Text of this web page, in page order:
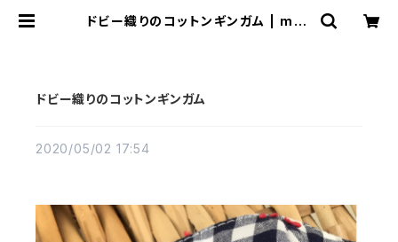
ドビー織りのコットンギンガム | mdo
ドビー織りのコットンギンガム
2020/05/02 17:54